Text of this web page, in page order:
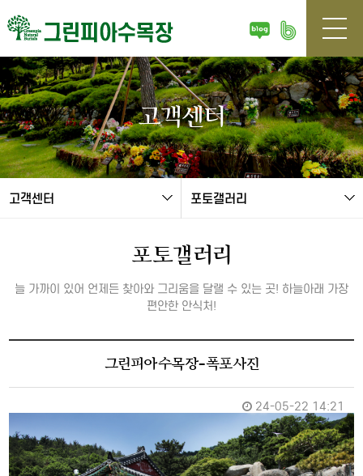
고객센터
고객센터 포토갤러리
포토갤러리
늘 가까이 있어 언제든 찾아와 그리움을 달랠 수 있는 곳! 하늘아래 가장
편안한 안식처!
그린피아수목장-폭포사진
24-05-22 14:21